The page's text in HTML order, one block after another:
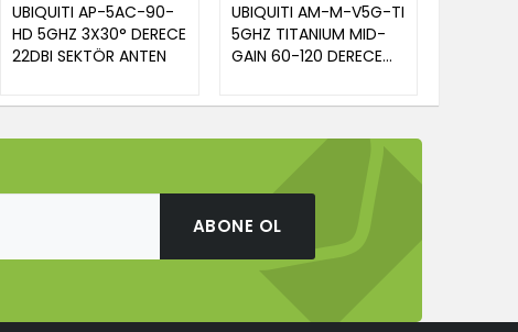
UBIQUITI AP-5AC-90-
HD 5GHZ 3X30° DERECE
22DBI SEKTÖR ANTEN
UBIQUITI AM-M-V5G-TI
5GHZ TITANIUM MID-
GAIN 60-120 DERECE
ANTEN
ABONE OL